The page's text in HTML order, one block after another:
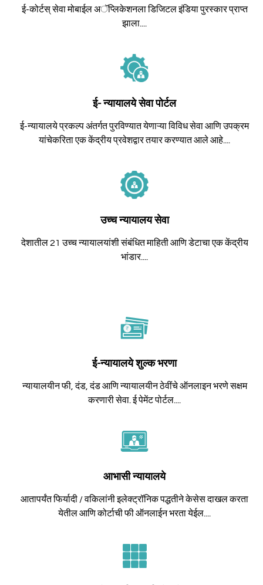
ई-कोर्टस् सेवा मोबाईल अॅप्लिकेशनला डिजिटल इंडिया पुरस्कार प्राप्त
झाला....
ई- न्यायालये सेवा पोर्टल
ई-न्यायालये प्रकल्प अंतर्गत पुरविण्यात येणाऱ्या विविध सेवा आणि उपक्रम
यांचेकरिता एक केंद्रीय प्रवेशद्वार तयार करण्यात आले आहे....
उच्च न्यायालय सेवा
देशातील 21 उच्च न्यायालयांशी संबंधित माहिती आणि डेटाचा एक केंद्रीय
भांडार....
ई-न्यायालये शुल्क भरणा
न्यायालयीन फी, दंड, दंड आणि न्यायालयीन ठेवींचे ऑनलाइन भरणे सक्षम
करणारी सेवा. ई पेमेंट पोर्टल....
आभासी न्यायालये
आतापर्यंत फिर्यादी / वकिलांनी इलेक्ट्रॉनिक पद्धतीने केसेस दाखल करता
येतील आणि कोर्टाची फी ऑनलाईन भरता येईल....